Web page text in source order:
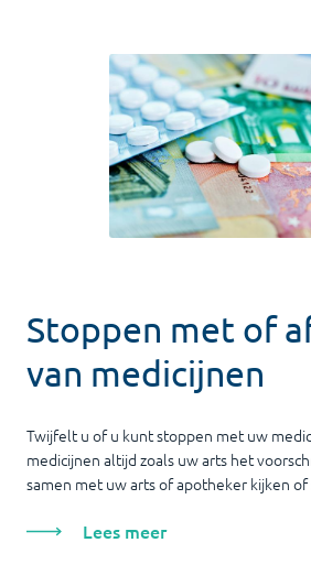
Stoppen met of
van medicijnen
Twijfelt u of u kunt stoppen met uw
medicijnen altijd zoals uw arts het
samen met uw arts of apotheker kijken
Lees meer